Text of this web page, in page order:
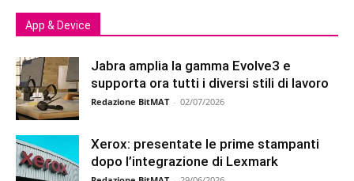
App & Device
Jabra amplia la gamma Evolve3 e
supporta ora tutti i diversi stili di lavoro
Redazione BitMAT - 02/07/2026
Xerox: presentate le prime stampanti
dopo l’integrazione di Lexmark